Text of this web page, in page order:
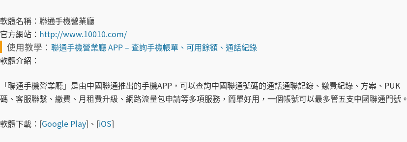
軟體名稱： 聯通手機營業廳
官方網站： http://www.10010.com/
使用教學： 聯通手機營業廳 APP – 查詢手機帳單、可用餘額、通話紀錄
軟體介紹：
「聯通手機營業廳」是由中國聯通推出的手機APP，可以查詢中國聯通號碼的通話通聯記錄、繳費紀錄、方案、PUK
碼、客服聯繫、繳費、月租費升級、網路流量包申請等多項服務，簡單好用，一個帳號可以最多管五支中國聯通門號。
軟體下載： [Google Play]、[iOS]